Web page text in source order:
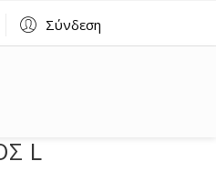
Σύνδεση
L